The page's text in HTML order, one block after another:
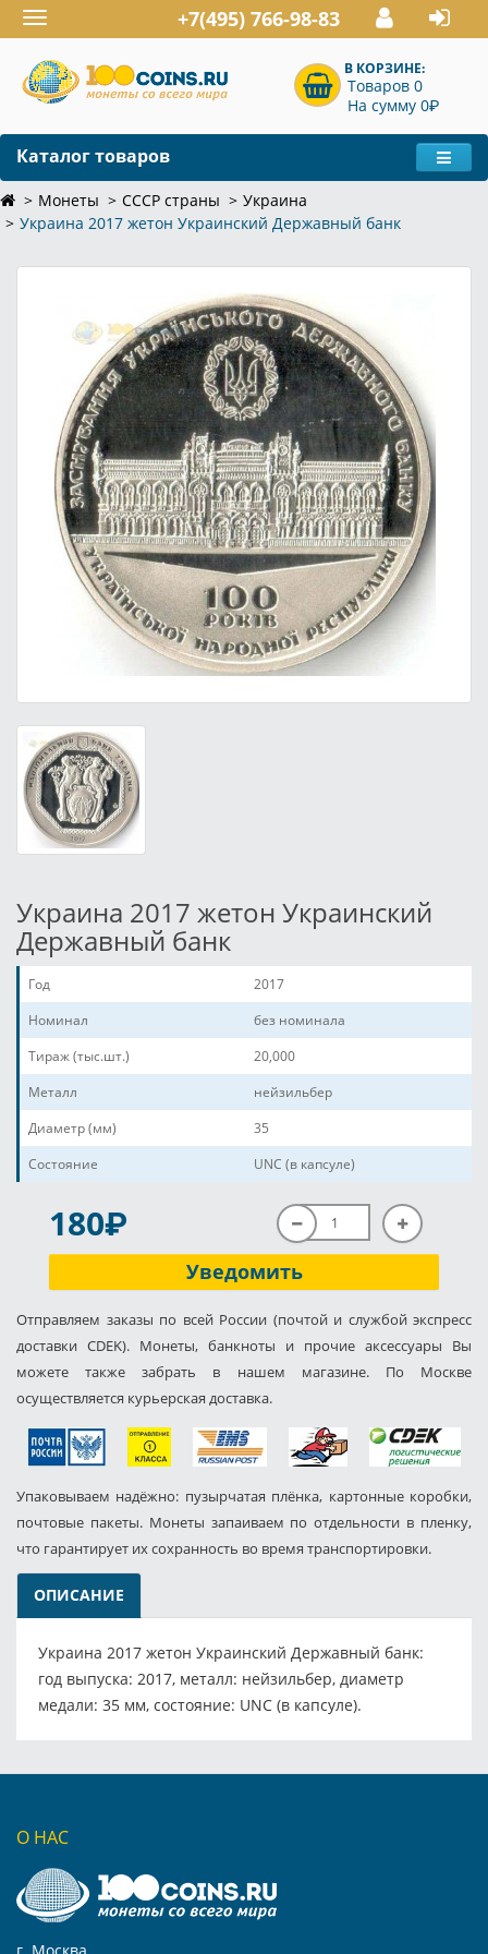
Toggle
navigation
+7(495) 766-98-83
В КОРЗИНЕ:
Товаров 0
На сумму 0P
Каталог товаров
Монеты СССР страны
Украина
Украина 2017 жетон Украинский Державный банк
Украина 2017 жетон Украинский
Державный банк
Год
2017
Номинал
без номинала
Тираж (тыс.шт.)
20,000
Металл
нейзильбер
Диаметр (мм)
35
Состояние
UNC (в капсуле)
180P
Уведомить
Отправляем заказы по всей России (почтой и службой экспресс
доставки CDEK). Монеты, банкноты и прочие аксессуары Вы
можете также забрать в нашем магазине. По Москве
осуществляется курьерская доставка.
Упаковываем надёжно: пузырчатая плёнка, картонные коробки,
почтовые пакеты. Монеты запаиваем по отдельности в пленку,
что гарантирует их сохранность во время транспортировки.
ОПИСАНИЕ
Украина 2017 жетон Украинский Державный банк:
год выпуска: 2017, металл: нейзильбер, диаметр
медали: 35 мм, состояние: UNC (в капсуле).
О НАС